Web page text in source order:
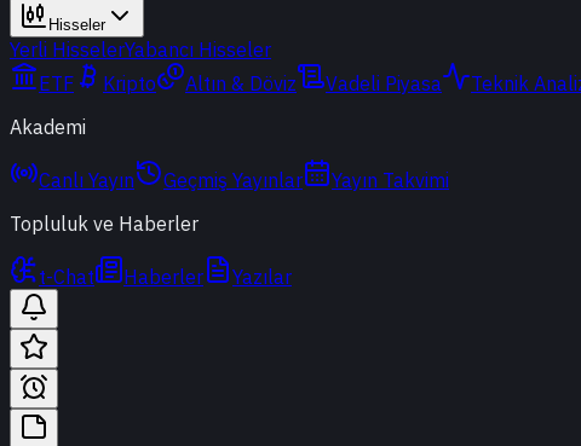
Hisseler
Yerli HisselerYabancı Hisseler
ETF
Kripto Altın & Döviz Vadeli Piyasa Teknik
Akademi
Canlı Yayın Geçmiş Yayınlar
Yayın Takvimi
Topluluk ve Haberler
t-Chat Haberler Yazılar